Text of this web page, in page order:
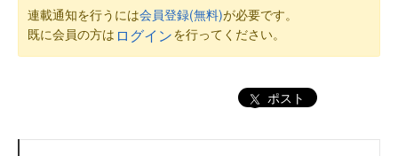
連載通知を行うには会員登録(無料)が必要です。
既に会員の方は ログインを行ってください。
ポスト